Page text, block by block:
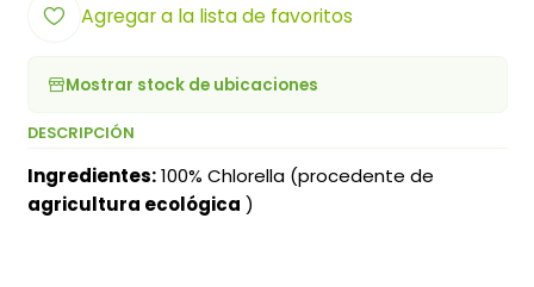
Agregar a la lista de favoritos
Mostrar stock de ubicaciones
DESCRIPCIÓN
Ingredientes:100% Chlorella (procedente de
agricultura ecológica )